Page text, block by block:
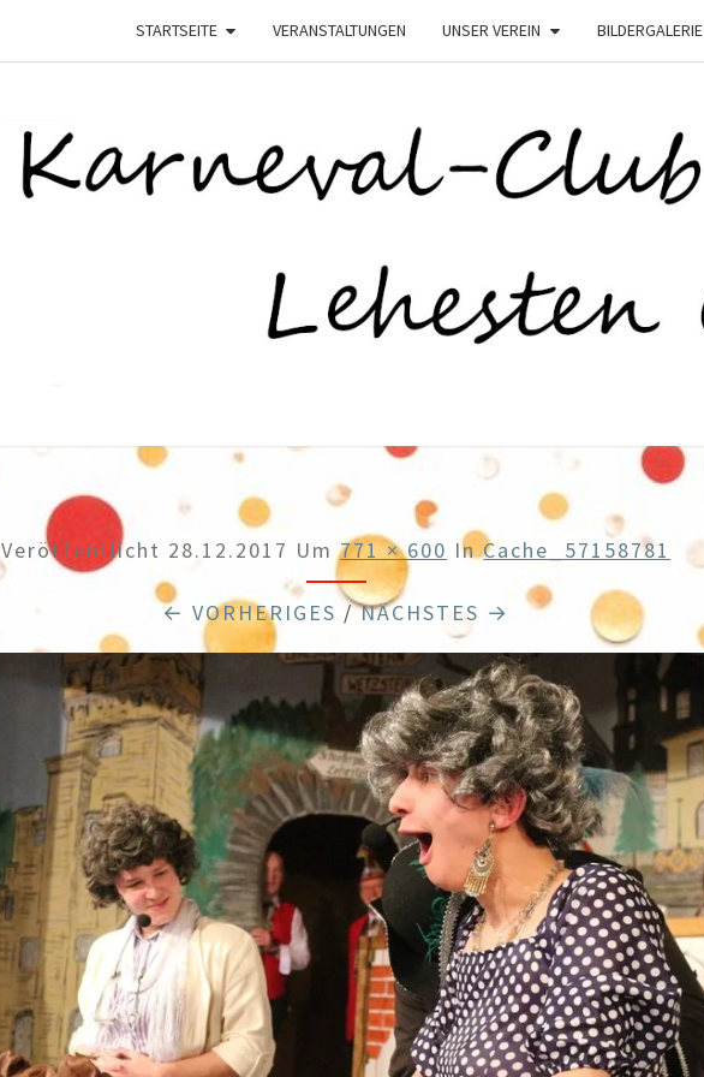
STARTSEITE VERANSTALTUNGEN UNSER VEREIN BILDERGALERIE
KC
Lehesten
Helau–
Veröffentlicht 28.12.2017 Um771 × 600 InCache_57158781
← VORHERIGES /NÄCHSTES →